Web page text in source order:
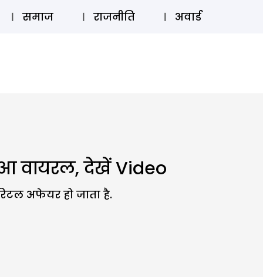
लॉग इन ⚲ SUBSCRIBE
समाज राजनीति अवार्ड
वायरल, देखें Video
अफेयर हो जाता है.